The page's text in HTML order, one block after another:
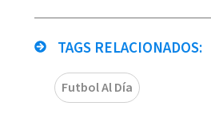
TAGS RELACIONADOS:
Futbol Al Día